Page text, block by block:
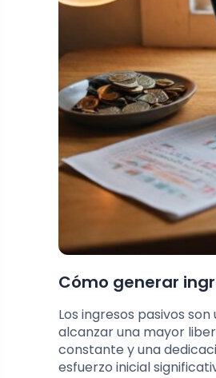
Cómo generar
Los ingresos pasivos
alcanzar una mayor
constante y una
esfuerzo inicial